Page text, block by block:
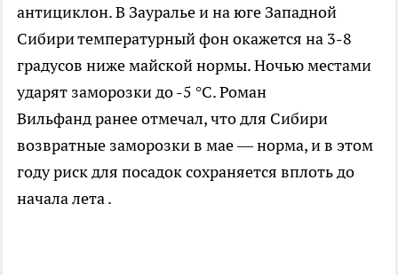
антициклон. В Зауралье и на юге Западной
Сибири температурный фон окажется на 3-8
градусов ниже майской нормы. Ночью местами
ударят заморозки до -5 °С. Роман
Вильфанд ранее отмечал, что для Сибири
возвратные заморозки в мае — норма, и в этом
году риск для посадок сохраняется вплоть до
начала лета .